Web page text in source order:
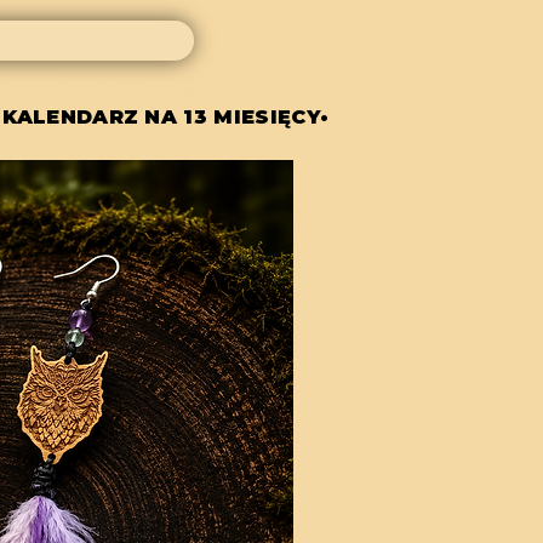
NA 13 MIESIĘCY•
NA 13 MIESIĘCY•